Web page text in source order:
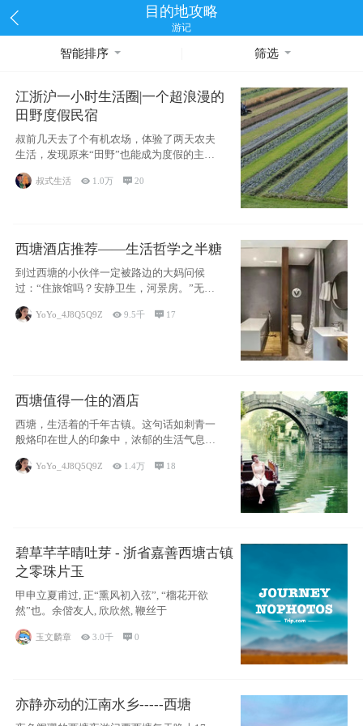
目的地攻略
游记
智能排序 筛选
江浙沪一小时生活圈|一个超浪漫的
田野度假民宿
叔前几天去了个有机农场，体验了两天农夫
生活，发现原来“田野”也能成为度假的主旋
律。江
叔式生活  1.0万 20
西塘酒店推荐——生活哲学之半糖
到过西塘的小伙伴一定被路边的大妈问候
过：“住旅馆吗？安静卫生，河景房。”无意
YoYo_4J8Q5Q9Z 9.5千  17
西塘值得一住的酒店
西塘，生活着的千年古镇。这句话如刺青一
般烙印在世人的印象中，浓郁的生活气息，
小桥流水
YoYo_4J8Q5Q9Z  1.4万  18
碧草芊芊晴吐芽 - 浙省嘉善西塘古镇
之零珠片玉
甲申立夏甫过, 正“熏风初入弦”, “榴花开欲
然”也。余偕友人, 欣欣然, 鞭丝于
玉文麟章  3.0千 0
亦静亦动的江南水乡-----西塘